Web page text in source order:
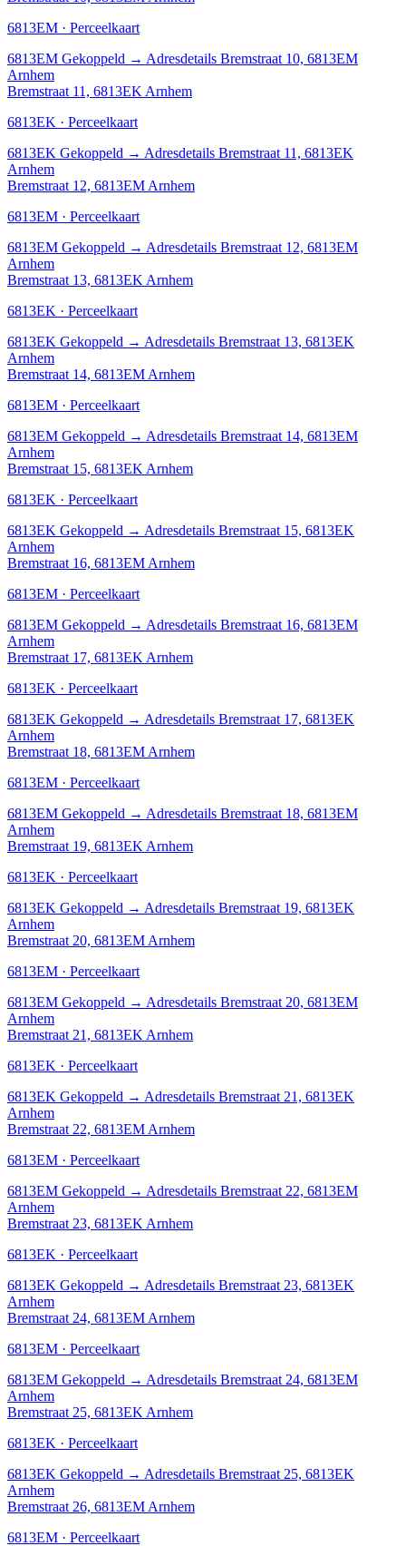
6813EM · Perceelkaart
6813EM Gekoppeld → Adresdetails Bremstraat 10, 6813EM
Arnhem
Bremstraat 11, 6813EK Arnhem
6813EK · Perceelkaart
6813EK Gekoppeld → Adresdetails Bremstraat 11, 6813EK
Arnhem
Bremstraat 12, 6813EM Arnhem
6813EM · Perceelkaart
6813EM Gekoppeld → Adresdetails Bremstraat 12, 6813EM
Arnhem
Bremstraat 13, 6813EK Arnhem
6813EK · Perceelkaart
6813EK Gekoppeld → Adresdetails Bremstraat 13, 6813EK
Arnhem
Bremstraat 14, 6813EM Arnhem
6813EM · Perceelkaart
6813EM Gekoppeld → Adresdetails Bremstraat 14, 6813EM
Arnhem
Bremstraat 15, 6813EK Arnhem
6813EK · Perceelkaart
6813EK Gekoppeld → Adresdetails Bremstraat 15, 6813EK
Arnhem
Bremstraat 16, 6813EM Arnhem
6813EM · Perceelkaart
6813EM Gekoppeld → Adresdetails Bremstraat 16, 6813EM
Arnhem
Bremstraat 17, 6813EK Arnhem
6813EK · Perceelkaart
6813EK Gekoppeld → Adresdetails Bremstraat 17, 6813EK
Arnhem
Bremstraat 18, 6813EM Arnhem
6813EM · Perceelkaart
6813EM Gekoppeld → Adresdetails Bremstraat 18, 6813EM
Arnhem
Bremstraat 19, 6813EK Arnhem
6813EK · Perceelkaart
6813EK Gekoppeld → Adresdetails Bremstraat 19, 6813EK
Arnhem
Bremstraat 20, 6813EM Arnhem
6813EM · Perceelkaart
6813EM Gekoppeld → Adresdetails Bremstraat 20, 6813EM
Arnhem
Bremstraat 21, 6813EK Arnhem
6813EK · Perceelkaart
6813EK Gekoppeld → Adresdetails Bremstraat 21, 6813EK
Arnhem
Bremstraat 22, 6813EM Arnhem
6813EM · Perceelkaart
6813EM Gekoppeld → Adresdetails Bremstraat 22, 6813EM
Arnhem
Bremstraat 23, 6813EK Arnhem
6813EK · Perceelkaart
6813EK Gekoppeld → Adresdetails Bremstraat 23, 6813EK
Arnhem
Bremstraat 24, 6813EM Arnhem
6813EM · Perceelkaart
6813EM Gekoppeld → Adresdetails Bremstraat 24, 6813EM
Arnhem
Bremstraat 25, 6813EK Arnhem
6813EK · Perceelkaart
6813EK Gekoppeld → Adresdetails Bremstraat 25, 6813EK
Arnhem
Bremstraat 26, 6813EM Arnhem
6813EM · Perceelkaart